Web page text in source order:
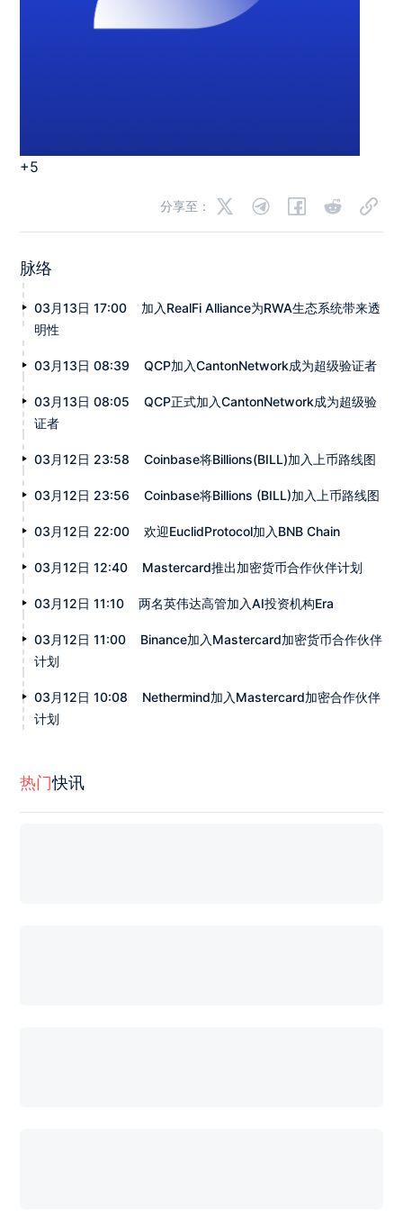
+5
分享至：
脉络
03月13日 17:00
加入RealFi Alliance为RWA生态系统带来透
明性
03月13日 08:39 QCP加入CantonNetwork成为超级验证者
03月13日 08:05
QCP正式加入CantonNetwork成为超级验
证者
03月12日 23:58 Coinbase将Billions(BILL)加入上币路线图
03月12日 23:56 Coinbase将Billions (BILL)加入上币路线图
03月12日 22:00 欢迎EuclidProtocol加入BNB Chain
03月12日 12:40 Mastercard推出加密货币合作伙伴计划
03月12日 11:10 两名英伟达高管加入AI投资机构Era
03月12日 11:00
Binance加入Mastercard加密货币合作伙伴
计划
03月12日 10:08
Nethermind加入Mastercard加密合作伙伴
计划
热门快讯